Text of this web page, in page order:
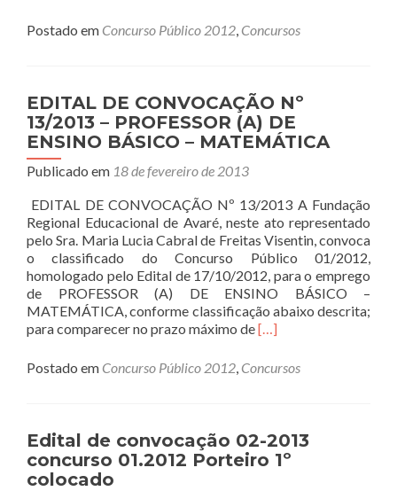
about
Nº
14/2013
–
PROFESSOR
ENSINO
BÁSICO
–
PORTUGUÊS
Postado em Concurso Público 2012, Concursos
EDITAL DE CONVOCAÇÃO Nº
13/2013 – PROFESSOR (A) DE
ENSINO BÁSICO – MATEMÁTICA
Publicado em 18 de fevereiro de 2013
EDITAL DE CONVOCAÇÃO Nº 13/2013 A Fundação
Regional Educacional de Avaré, neste ato representado
pelo Sra. Maria Lucia Cabral de Freitas Visentin, convoca
o classificado do Concurso Público 01/2012,
homologado pelo Edital de 17/10/2012, para o emprego
de PROFESSOR (A) DE ENSINO BÁSICO –
MATEMÁTICA, conforme classificação abaixo descrita;
para comparecer no prazo máximo deRead
about
Nº
13/2013
–
[…]
Postado em Concurso Público 2012, Concursos
Edital de convocação 02-2013
concurso 01.2012 Porteiro 1º
colocado